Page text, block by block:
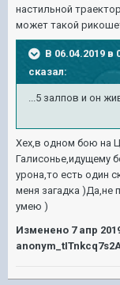
настильной
может такой
В 06.04.2019 в
сказал:
...5 залпов и он
Хех,в одном бою на
Галисонье,идущему
урона,то есть один
меня загадка )Да,не
умею )
Изменено 7 апр